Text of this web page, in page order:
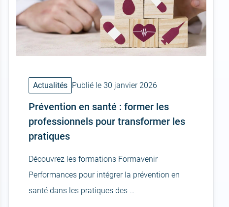
Actualités Publié le 30 janvier 2026
Prévention en santé : former les
professionnels pour transformer les
pratiques
Découvrez les formations Formavenir
Performances pour intégrer la prévention en
santé dans les pratiques des …